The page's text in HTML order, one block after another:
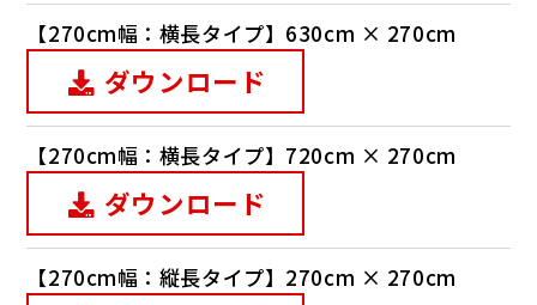
【270cm幅：横長タイプ】630cm × 270cm
ダウンロード
【270cm幅：横長タイプ】720cm × 270cm
ダウンロード
【270cm幅：縦長タイプ】270cm × 270cm